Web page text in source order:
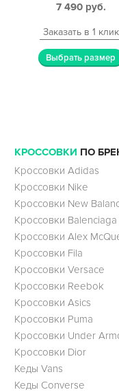
7 490 руб.
Заказать в 1 клик
Выбрать размер
КРОССОВКИ ПО
Кроссовки Adidas
Кроссовки Nike
Кроссовки New
Кроссовки Balenciaga
Кроссовки Alex
Кроссовки Fila
Кроссовки Versace
Кроссовки Reebok
Кроссовки Asics
Кроссовки Puma
Кроссовки Under
Кроссовки Dior
Кеды Vans
Кеды Converse